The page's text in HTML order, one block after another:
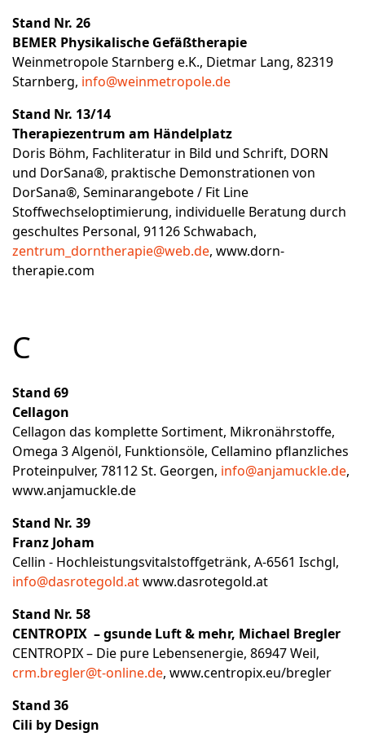
Stand Nr. 26
BEMER Physikalische Gefäßtherapie
Weinmetropole Starnberg e.K., Dietmar Lang, 82319
Starnberg, info@weinmetropole.de
Stand Nr. 13/14
Therapiezentrum am Händelplatz
Doris Böhm, Fachliteratur in Bild und Schrift, DORN
und DorSana®, praktische Demonstrationen von
DorSana®, Seminarangebote / Fit Line
Stoffwechseloptimierung, individuelle Beratung durch
geschultes Personal, 91126 Schwabach,
zentrum_dorntherapie@web.de, www.dorn-
therapie.com
C
Stand 69
Cellagon
Cellagon das komplette Sortiment, Mikronährstoffe,
Omega 3 Algenöl, Funktionsöle, Cellamino pflanzliches
Proteinpulver, 78112 St. Georgen, info@anjamuckle.de,
www.anjamuckle.de
Stand Nr. 39
Franz Joham
Cellin - Hochleistungsvitalstoffgetränk, A-6561 Ischgl,
info@dasrotegold.atwww.dasrotegold.at
Stand Nr. 58
CENTROPIX – gsunde Luft & mehr, Michael Bregler
CENTROPIX – Die pure Lebensenergie, 86947 Weil,
crm.bregler@t-online.de, www.centropix.eu/bregler
Stand 36
Cili by Design